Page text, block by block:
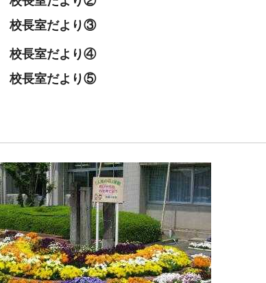
校長室だより③
校長室だより④
校長室だより⑤